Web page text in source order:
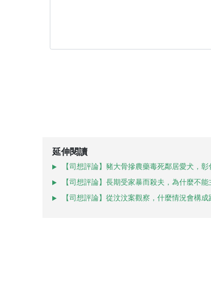
延伸閱讀
【司想評論】豬大骨摻農藥毒死鄰居愛犬，彰
【司想評論】長期受家暴而殺夫，為什麼不能
【司想評論】從汶汶案觀察，什麼情況會構